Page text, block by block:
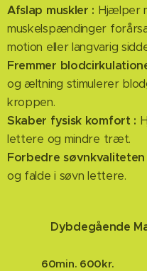
Afslap muskler : Hjælper
muskelspændinger
motion eller langvarig
Fremmer
og æltning stimulerer
kroppen.
Skaber fysisk komfort :
lettere og mindre træt.
Forbedre søvnkvaliteten
og falde i søvn lettere.
Dybdegående
60min. 600kr.